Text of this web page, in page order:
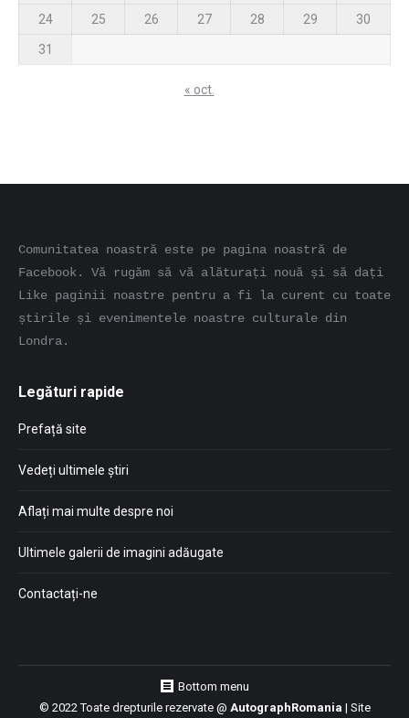
24 25 26 27 28 29 30
31
« oct.
Comunitatea noastră este pe pagina noastră de
Facebook. Vă rugăm să vă alăturați nouă și să dați
Like paginii noastre pentru a fi la curent cu toate
știrile și evenimentele noastre culturale din
Londra.
Legături rapide
Prefață site
Vedeți ultimele știri
Aflați mai multe despre noi
Ultimele galerii de imagini adăugate
Contactați-ne
Bottom menu
© 2022 Toate drepturile rezervate @ AutographRomania | Site